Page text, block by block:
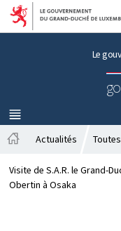
Aller
Le
MENU
PRINCIPAL
c
c
Actualités
Visite de S.A.R. le Grand-
Obertin à Osaka